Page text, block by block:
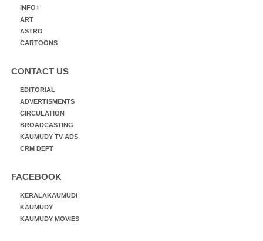
INFO+
ART
ASTRO
CARTOONS
CONTACT US
EDITORIAL
ADVERTISMENTS
CIRCULATION
BROADCASTING
KAUMUDY TV ADS
CRM DEPT
FACEBOOK
KERALAKAUMUDI
KAUMUDY
KAUMUDY MOVIES